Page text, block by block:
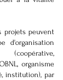
projets peuvent
d'organisation
(coopérative,
organisme
institution), par